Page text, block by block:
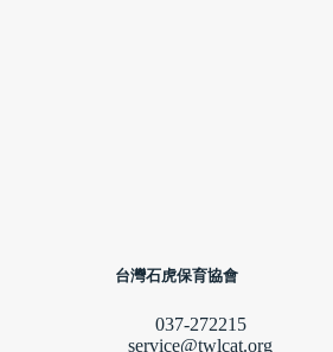
台灣石虎保育協會
037-272215
service@twlcat.org